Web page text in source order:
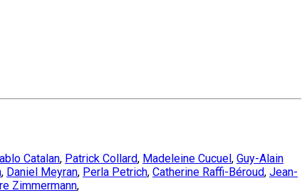
Catalan, Patrick Collard, Madeleine Cucuel , Guy-Alain
, Daniel Meyran, Perla Petrich, Catherine Raffi-Béroud, Jean-
Zimmermann,